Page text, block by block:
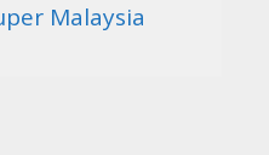
Malaysia